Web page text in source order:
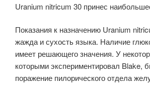
Uranium nitricum 30 принес
Показания к назначению Uranium
жажда и сухость языка. Наличие
имеет решающего значения. У
которыми экспериментировал Blake,
поражение пилорического отдела